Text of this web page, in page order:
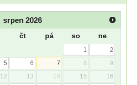
srpen 2026
čt pá so ne
1
2
5 6 7 8
9
12 13 14 15
16